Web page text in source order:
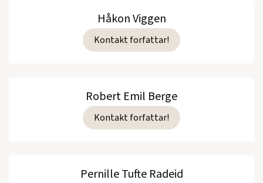
Håkon Viggen
Kontakt forfattar!
Robert Emil Berge
Kontakt forfattar!
Pernille Tufte Radeid